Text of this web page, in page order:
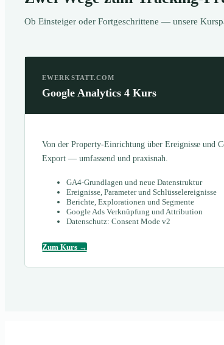
Ob Einsteiger oder Fortgeschrittene — unsere
EWERKSTATT.COM
Google Analytics 4 Kurs
Von der Property-Einrichtung über Ereignisse und
Export — umfassend und praxisnah.
GA4-Grundlagen und neue Datenstruktur
Ereignisse, Parameter und Schlüsselereignisse
Berichte, Explorationen und Segmente
Google Ads Verknüpfung und Attribution
Datenschutz: Consent Mode v2
Zum Kurs →